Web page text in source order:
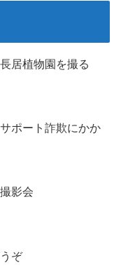
居植物園を撮る
ポート詐欺にかか
影会
ぞ